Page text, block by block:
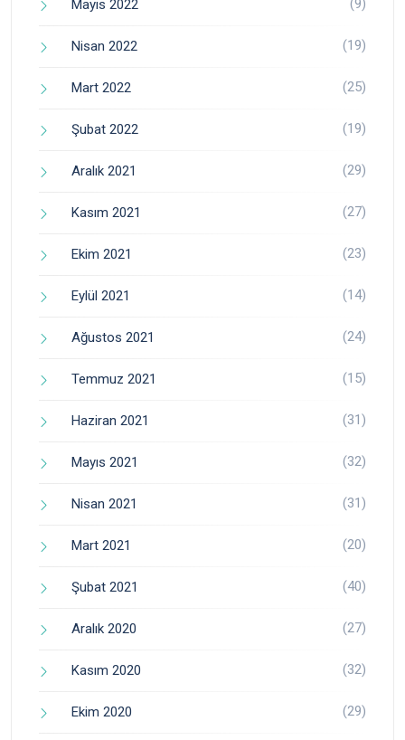
Mayıs 2022 (9)
Nisan 2022 (19)
Mart 2022 (25)
Şubat 2022 (19)
Aralık 2021 (29)
Kasım 2021 (27)
Ekim 2021 (23)
Eylül 2021 (14)
Ağustos 2021 (24)
Temmuz 2021 (15)
Haziran 2021 (31)
Mayıs 2021 (32)
Nisan 2021 (31)
Mart 2021 (20)
Şubat 2021 (40)
Aralık 2020 (27)
Kasım 2020 (32)
Ekim 2020 (29)